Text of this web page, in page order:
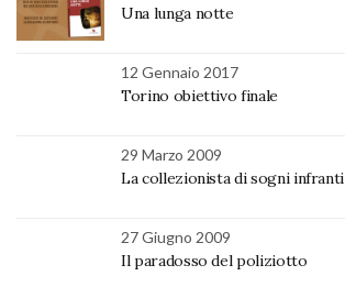
Una lunga notte
12 Gennaio 2017
Torino obiettivo finale
29 Marzo 2009
La collezionista di sogni infranti
27 Giugno 2009
Il paradosso del poliziotto